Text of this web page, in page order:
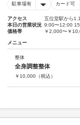
駐車場有 カード可
アクセス
五位堂駅から
本日の営業状況 9:00〜12:00
価格帯
￥2,000〜￥
メニュー
整体
全身調整整体
￥ 10,000 （税込）